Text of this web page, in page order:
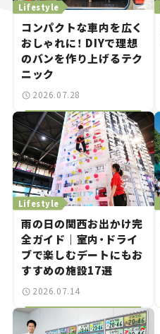
Lifestyle
コンパクトな車内を広く
おしゃれに！ DIYで理想
のバンを作り上げるテク
ニック
2026.07.28
Lifestyle
雨の日の関西お出かけ完
全ガイド｜室内・ドライ
ブで楽しむデートにもお
すすめの施設17選
2026.07.14